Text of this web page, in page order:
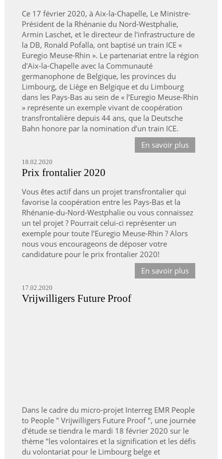
Ce 17 février 2020, à Aix-la-Chapelle, Le Ministre-
Président de la Rhénanie du Nord-Westphalie,
Armin Laschet, et le directeur de l'infrastructure de
la DB, Ronald Pofalla, ont baptisé un train ICE «
Euregio Meuse-Rhin ». Le partenariat entre la région
d'Aix-la-Chapelle avec la Communauté
germanophone de Belgique, les provinces du
Limbourg, de Liège en Belgique et du Limbourg
dans les Pays-Bas au sein de « l’Euregio Meuse-Rhin
» représente un exemple vivant de coopération
transfrontalière depuis 44 ans, que la Deutsche
Bahn honore par la nomination d’un train ICE.
En savoir plus
18.02.2020
Prix frontalier 2020
Vous êtes actif dans un projet transfrontalier qui
favorise la coopération entre les Pays-Bas et la
Rhénanie-du-Nord-Westphalie ou vous connaissez
un tel projet ? Pourrait celui-ci représenter un
exemple pour toute l’Euregio Meuse-Rhin ? Alors
nous vous encourageons de déposer votre
candidature pour le prix frontalier 2020!
En savoir plus
17.02.2020
Vrijwilligers Future Proof
Dans le cadre du micro-projet Interreg EMR People
to People " Vrijwilligers Future Proof ", une journée
d'étude se tiendra le mardi 18 février 2020 sur le
thème "les volontaires et la signification et les défis
du volontariat pour le Limbourg belge et